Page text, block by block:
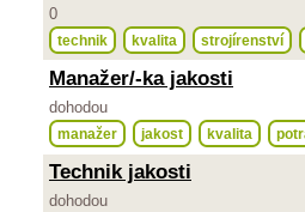
0
technik kvalita strojírenství
Manažer/-ka jakosti
dohodou
manažer jakost kvalita
Technik jakosti
dohodou